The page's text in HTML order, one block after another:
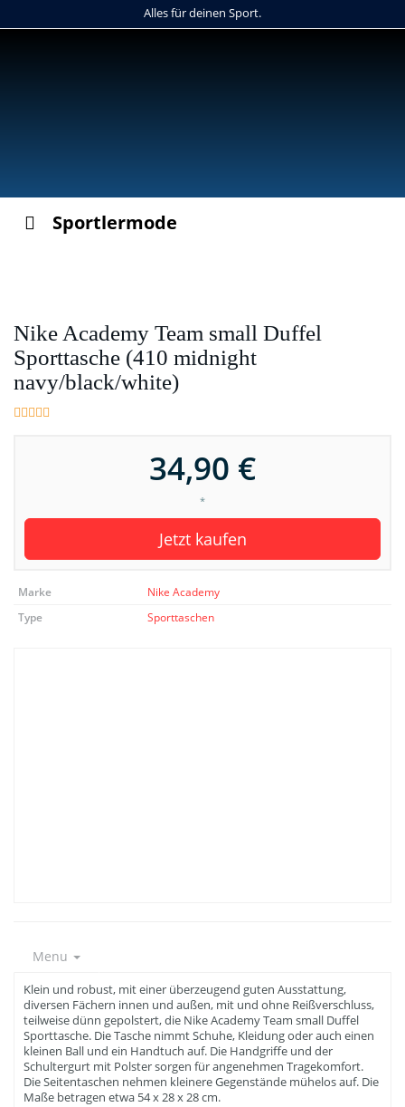
to
Alles für deinen Sport.
Sportlermode
Nike Academy Team small Duffel
Sporttasche (410 midnight
navy/black/white)
34,90 €
*
Jetzt kaufen
Marke
Nike Academy
Type
Sporttaschen
Menu
Klein und robust, mit einer überzeugend guten Ausstattung,
diversen Fächern innen und außen, mit und ohne Reißverschluss,
teilweise dünn gepolstert, die Nike Academy Team small Duffel
Sporttasche. Die Tasche nimmt Schuhe, Kleidung oder auch einen
kleinen Ball und ein Handtuch auf. Die Handgriffe und der
Schultergurt mit Polster sorgen für angenehmen Tragekomfort.
Die Seitentaschen nehmen kleinere Gegenstände mühelos auf. Die
Maße betragen etwa 54 x 28 x 28 cm.